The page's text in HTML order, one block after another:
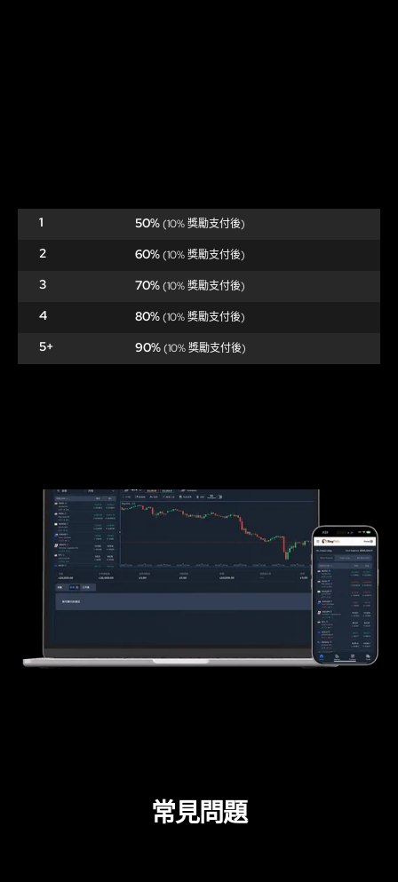
1 50%(10% 獎勵支付後)
2 60%(10% 獎勵支付後)
3 70%(10% 獎勵支付後)
4 80%(10% 獎勵支付後)
5+ 90%(10% 獎勵支付後)
常見問題